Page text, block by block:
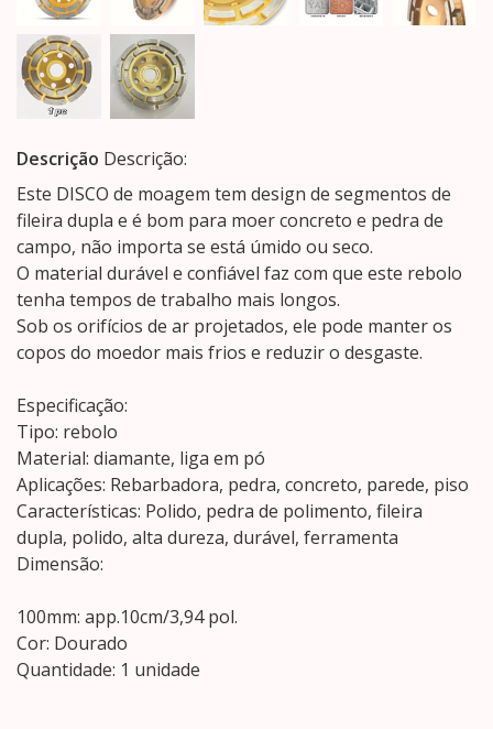
Descrição Descrição:
Este DISCO de moagem tem design de segmentos de
fileira dupla e é bom para moer concreto e pedra de
campo, não importa se está úmido ou seco.
O material durável e confiável faz com que este rebolo
tenha tempos de trabalho mais longos.
Sob os orifícios de ar projetados, ele pode manter os
copos do moedor mais frios e reduzir o desgaste.
Especificação:
Tipo: rebolo
Material: diamante, liga em pó
Aplicações: Rebarbadora, pedra, concreto, parede, piso
Características: Polido, pedra de polimento, fileira
dupla, polido, alta dureza, durável, ferramenta
Dimensão:
100mm: app.10cm/3,94 pol.
Cor: Dourado
Quantidade: 1 unidade